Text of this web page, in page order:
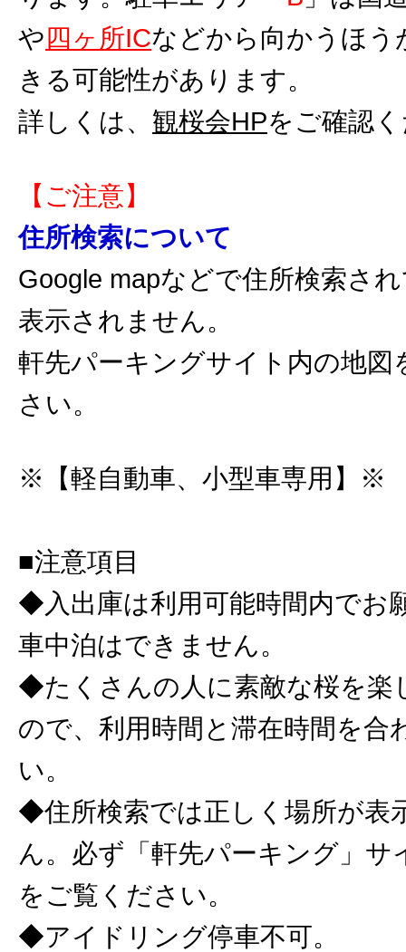
や四ヶ所ICなどから向かうほう
きる可能性があります。
詳しくは、 観桜会HPをご確認
【ご注意】
住所検索について
Google mapなどで住所検索さ
表示されません。
軒先パーキングサイト内の地図
さい。
※【軽自動車、小型車専用】※
■注意項目
◆入出庫は利用可能時間内でお
車中泊はできません。
◆たくさんの人に素敵な桜を楽
ので、利用時間と滞在時間を合
い。
◆住所検索では正しく場所が表
ん。必ず「軒先パーキング」サ
をご覧ください。
◆アイドリング停車不可。